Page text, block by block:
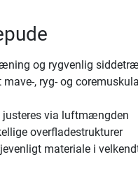
og rygvenlig
, ryg- og
via luftmængden
overfladestrukturer
materiale i